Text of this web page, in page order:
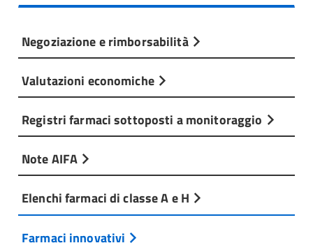
Negoziazione e rimborsabilità
Valutazioni economiche
Registri farmaci sottoposti a monitoraggio
Note AIFA
Elenchi farmaci di classe A e H
Farmaci innovativi